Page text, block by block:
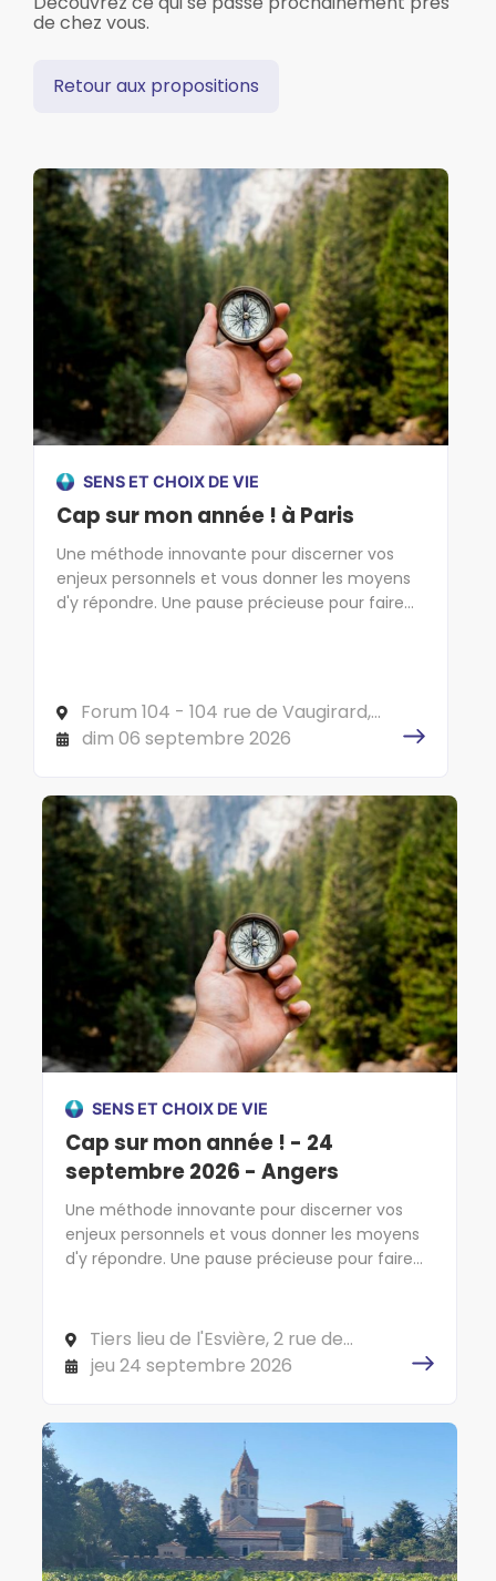
de chez vous.
Retour aux propositions
SENS ET CHOIX DE VIE
Cap sur mon année ! à Paris
Une méthode innovante pour discerner vos
enjeux personnels et vous donner les moyens
d'y répondre. Une pause précieuse pour faire
Forum 104 - 104 rue de Vaugirard,
75006 PARIS
dim 06 septembre 2026
SENS ET CHOIX DE VIE
Cap sur mon année ! - 24
septembre 2026 - Angers
Une méthode innovante pour discerner vos
enjeux personnels et vous donner les moyens
d'y répondre. Une pause précieuse pour faire
Tiers lieu de l'Esvière, 2 rue de
l'Esvière, 49000 ANGERS
jeu 24 septembre 2026